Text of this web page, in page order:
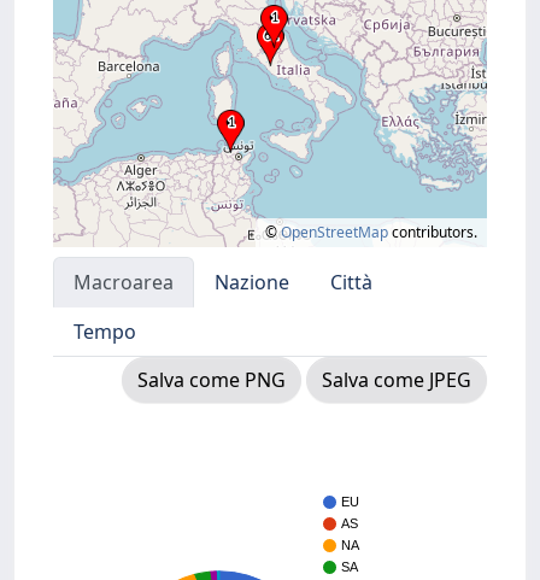
©OpenStreetMapcontributors.
Macroarea Nazione
Città
Tempo
Salva come PNG
Salva come JPEG
EU
AS
NA
SA